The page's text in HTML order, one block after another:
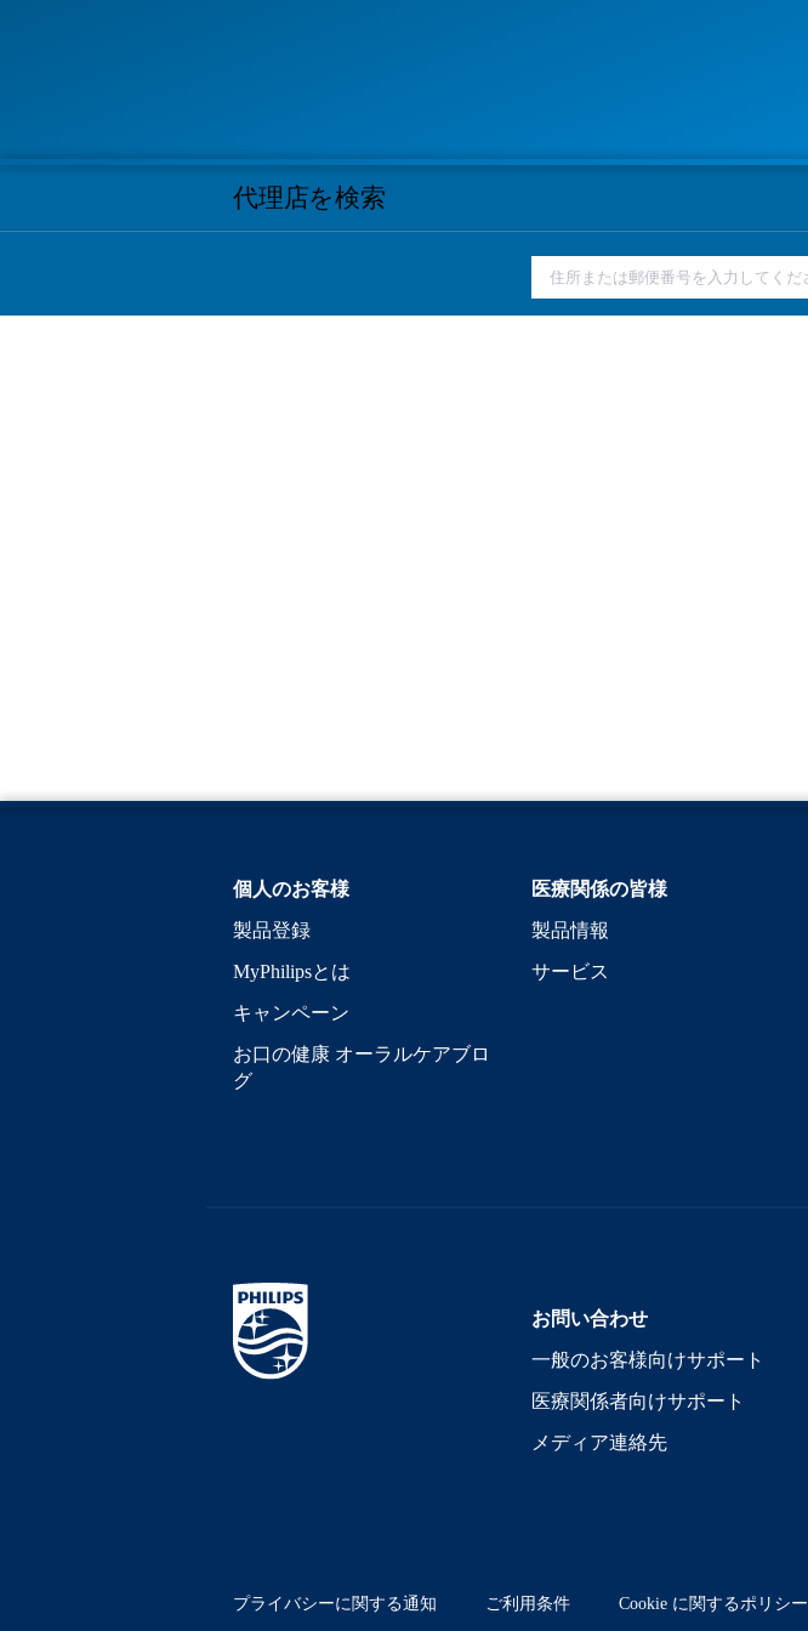
代理店を検索
個人のお客様
製品登録
MyPhilipsとは
キャンペーン
お口の健康 オーラルケアブロ
グ
医療関係の皆様
製品情報
サービス
お問い合わせ
一般のお客様向けサポート
医療関係者向けサポート
メディア連絡先
プライバシーに関する通知 ご利用条件 Cookie に関するポリシー